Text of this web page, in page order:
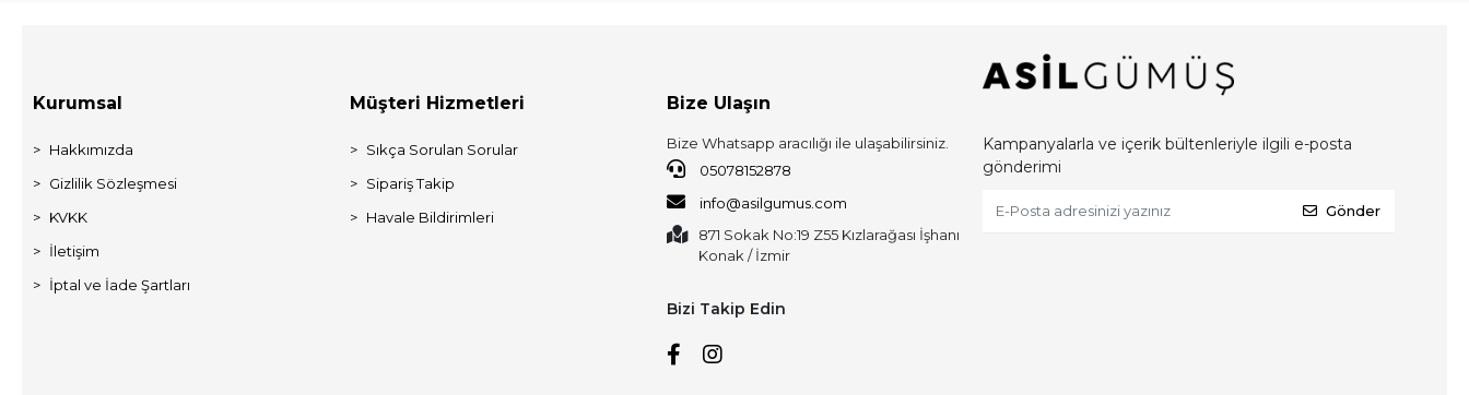
Kurumsal
Hakkımızda
Gizlilik Sözleşmesi
KVKK
İletişim
İptal ve İade Şartları
Müşteri Hizmetleri
Sıkça Sorulan Sorular
Sipariş Takip
Havale Bildirimleri
Bize Ulaşın
Bize Whatsapp aracılığı ile ulaşabilirsiniz.
05078152878
info@asilgumus.com
871 Sokak No:19 Z55 Kızlarağası İşhanı
Konak / İzmir
Bizi Takip Edin
Kampanyalarla ve içerik bültenleriyle ilgili e-posta
gönderimi
Gönder